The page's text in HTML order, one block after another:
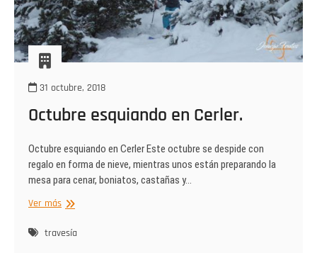
31 octubre, 2018
Octubre esquiando en Cerler.
Octubre esquiando en Cerler Este octubre se despide con
regalo en forma de nieve, mientras unos están preparando la
mesa para cenar, boniatos, castañas y…
Ver másOctubre
en
travesía